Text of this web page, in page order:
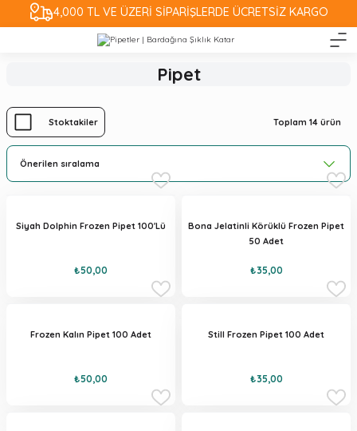
4,000 TL VE ÜZERİ SİPARİŞLERDE ÜCRETSİZ KARGO
Pipet
Stoktakiler Toplam 14 ürün
Siyah Dolphin Frozen Pipet 100'Lü
₺50,00
Bona Jelatinli Körüklü Frozen Pipet
50 Adet
₺35,00
Frozen Kalın Pipet 100 Adet
₺50,00
Still Frozen Pipet 100 Adet
₺35,00